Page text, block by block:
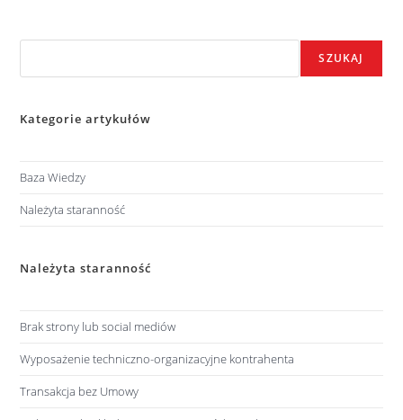
SZUKAJ
Kategorie artykułów
Baza Wiedzy
Należyta staranność
Należyta staranność
Brak strony lub social mediów
Wyposażenie techniczno-organizacyjne kontrahenta
Transakcja bez Umowy